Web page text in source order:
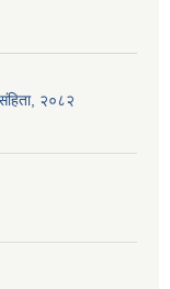
२०८२